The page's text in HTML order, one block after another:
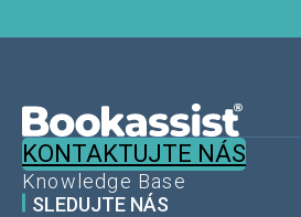
KONTAKTUJTE NÁS
Knowledge Base
SLEDUJTE NÁS